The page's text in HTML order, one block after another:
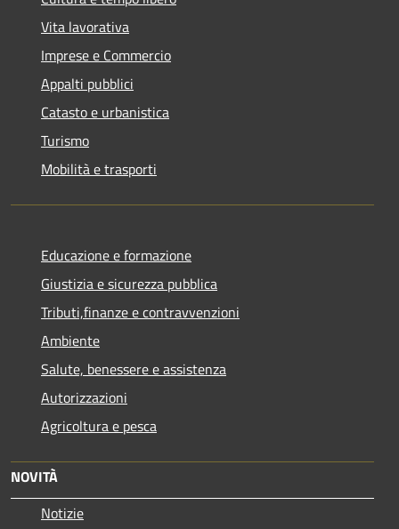
Vita lavorativa
Imprese e Commercio
Appalti pubblici
Catasto e urbanistica
Turismo
Mobilità e trasporti
Educazione e formazione
Giustizia e sicurezza pubblica
Tributi,finanze e contravvenzioni
Ambiente
Salute, benessere e assistenza
Autorizzazioni
Agricoltura e pesca
NOVITÀ
Notizie